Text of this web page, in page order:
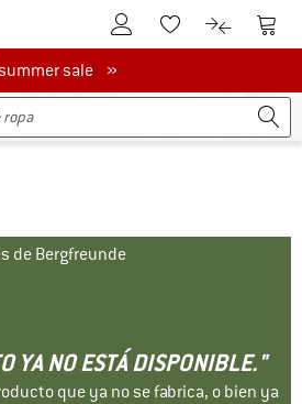
A la cuenta de cliente
A la lista de
A la A la
sale
summer sale »
de Bergfreunde
YA NO ESTÁ DISPONIBLE."
que ya no se fabrica, o bien ya